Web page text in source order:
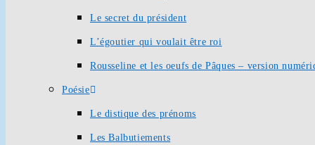
Le secret du président
L’égoutier qui voulait être roi
Rousseline et les oeufs de Pâques – version
Poésie
Le distique des prénoms
Les Balbutiements